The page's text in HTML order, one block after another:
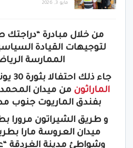
مايو 3, 2026
من خلال مبادرة
لتوجيهات القيادة
الممارسة
جاء ذلك احتفالا بثورة 30 يونيو، حيث
الماراثون من ميدان
بفندق الماريوت جنوب
و طريق الشيراتون مرورا
ميدان العروسة مارا
وشواطئ مدينة الغردقة